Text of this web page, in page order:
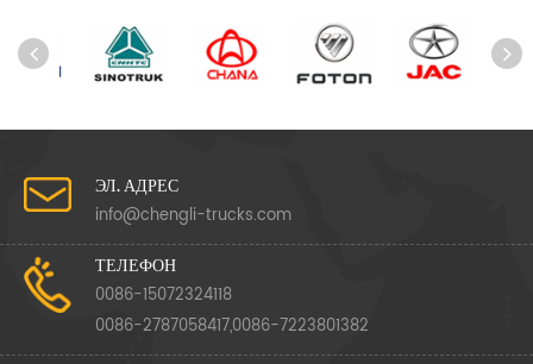
ЭЛ. АДРЕС
info@chengli-trucks.com
ТЕЛЕФОН
0086-15072324118
0086-2787058417,0086-7223801382